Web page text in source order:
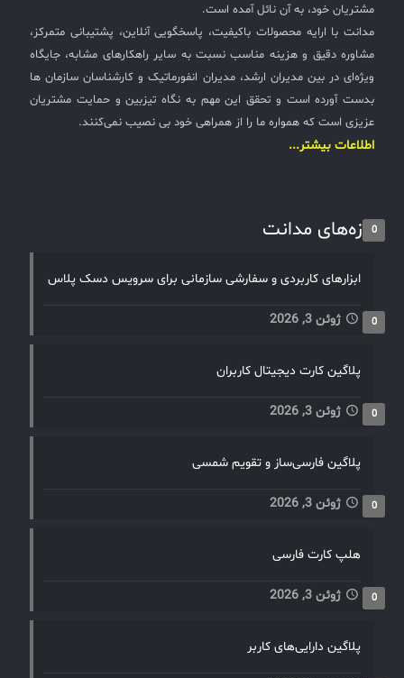
مشتریان خود، به آن نائل آمده است.
مدانت با ارایه محصولات باکیفیت، پاسخگویی آنلاین، پشتیبانی متمرکز،
مشاوره دقیق و هزینه مناسب نسبت به سایر راهکارهای مشابه، جایگاه
ویژه‌ای در بین مدیران ارشد، مدیران انفورماتیک و کارشناسان سازمان ها
بدست آورده است و تحقق این مهم به نگاه تیزبین و حمایت مشتریان
عزیزی است که همواره ما را از همراهی خود بی نصیب نمی‌کنند.
اطلاعات بیشتر...
تازه‌های مدانت0
ابزارهای کاربردی و سفارشی سازمانی برای سرویس دسک پلاس
ژوئن 3, 2026 0
پلاگین کارت دیجیتال کاربران
ژوئن 3, 2026 0
پلاگین فارسی‌ساز و تقویم شمسی
ژوئن 3, 2026 0
هلپ کارت فارسی
ژوئن 3, 2026 0
پلاگین دارایی‌های کاربر